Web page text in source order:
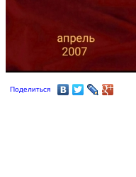
Поделиться